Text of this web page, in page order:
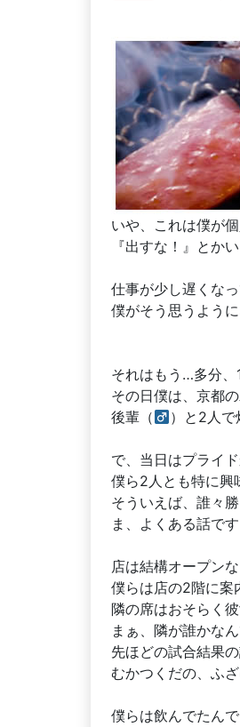
いや、これは僕が
『出すな！』とか
仕事が少し遅くな
僕がそう思うよう
それはもう…多分、
その日僕は、京都
後輩（
）と2人で
で、当日はプライ
僕ら2人とも特に興
そういえば、誰々
ま、よくある話です
店は結構オープン
僕らは店の2階に案
隣の席はおそらく
まぁ、隣が誰かな
先ほどの試合結果
むかつくだの、ふ
僕らは飲んでたん